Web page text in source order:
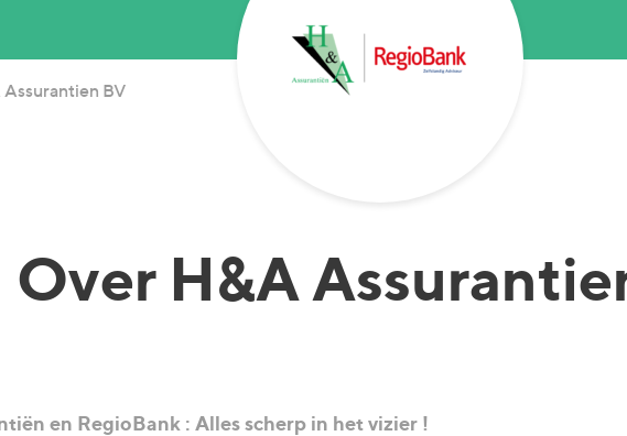
Assurantien BV
Over H&A
en RegioBank : Alles scherp in het vizier !